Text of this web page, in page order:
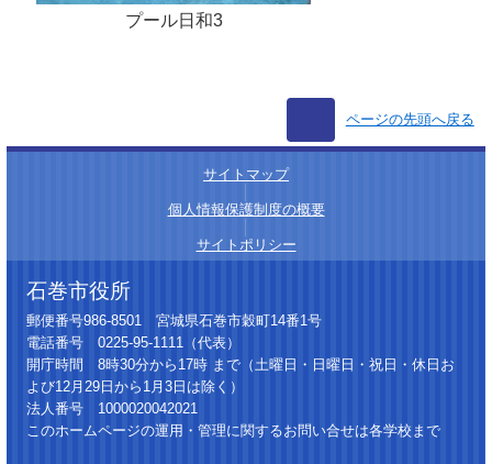
プール日和3
ページの先頭へ戻る
サイトマップ
個人情報保護制度の概要
サイトポリシー
石巻市役所
郵便番号986-8501 宮城県石巻市穀町14番1号
電話番号 0225-95-1111（代表）
開庁時間 8時30分から17時 まで（土曜日・日曜日・祝日・休日お
よび12月29日から1月3日は除く）
法人番号 1000020042021
このホームページの運用・管理に関するお問い合せは各学校まで